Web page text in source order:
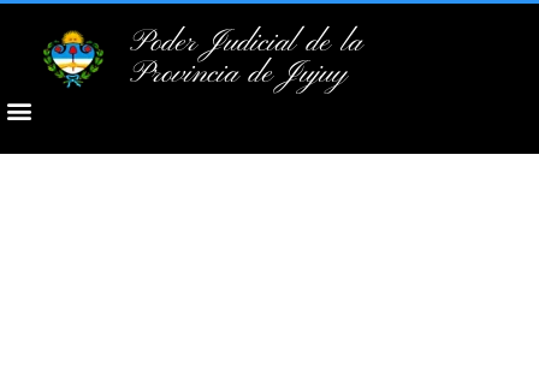
Poder Judicial de la
Provincia de Jujuy